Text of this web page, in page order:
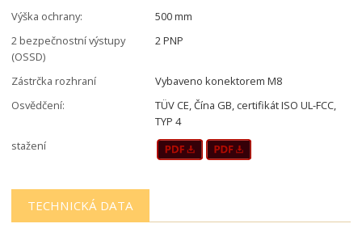
Výška ochrany:
500 mm
2 bezpečnostní výstupy
(OSSD)
2 PNP
Zástrčka rozhraní
Vybaveno konektorem M8
Osvědčení:
TÜV CE, Čína GB, certifikát ISO UL-FCC,
TYP 4
stažení
TECHNICKÁ DATA